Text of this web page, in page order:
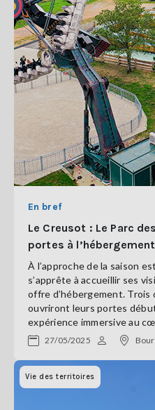
En bref
Le Creusot : Le Parc
portes à
À l’approche de la saison
s’apprête à accueillir ses
offre d’hébergement.
ouvriront leurs portes
expérience immersive au
27/05/2025
Vie des territoires